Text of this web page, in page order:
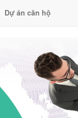
Dự án căn hộ